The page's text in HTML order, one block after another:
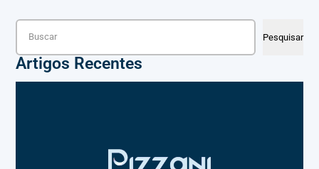
Pesquisar
Artigos Recentes